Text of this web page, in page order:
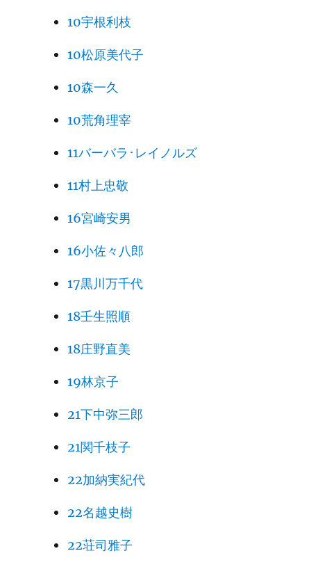
10宇根利枝
10松原美代子
10森一久
10荒角理宰
11バーバラ･レイノルズ
11村上忠敬
16宮崎安男
16小佐々八郎
17黒川万千代
18壬生照順
18庄野直美
19林京子
21下中弥三郎
21関千枝子
22加納実紀代
22名越史樹
22荘司雅子